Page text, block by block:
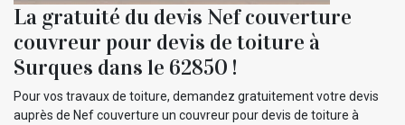
La gratuité du devis Nef couverture
couvreur pour devis de toiture à
Surques dans le 62850 !
Pour vos travaux de toiture, demandez gratuitement votre devis
auprès de Nef couverture un couvreur pour devis de toiture à